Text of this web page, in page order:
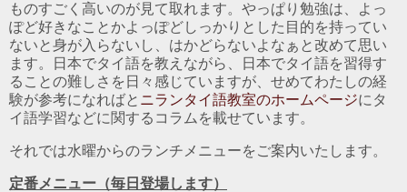
ものすごく高いのが見て取れます。やっぱり勉強は、よっ
ぽど好きなことかよっぽどしっかりとした目的を持ってい
ないと身が入らないし、はかどらないよなぁと改めて思い
ます。日本でタイ語を教えながら、日本でタイ語を習得す
ることの難しさを日々感じていますが、せめてわたしの経
験が参考になればと ニランタイ語教室のホームページにタ
イ語学習などに関するコラムを載せています。
それでは水曜からのランチメニューをご案内いたします。
定番メニュー（毎日登場します）